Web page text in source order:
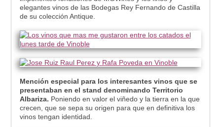
elegantes vinos de las Bodegas Rey Fernando de Castilla
de su colección Antique.
Mención especial para los interesantes vinos que se
presentaban en el stand denominando Territorio
Albariza. Poniendo en valor el viñedo y la tierra en la que
crecen, que se sepa su origen para que en definitiva los
vinos tengan identidad.